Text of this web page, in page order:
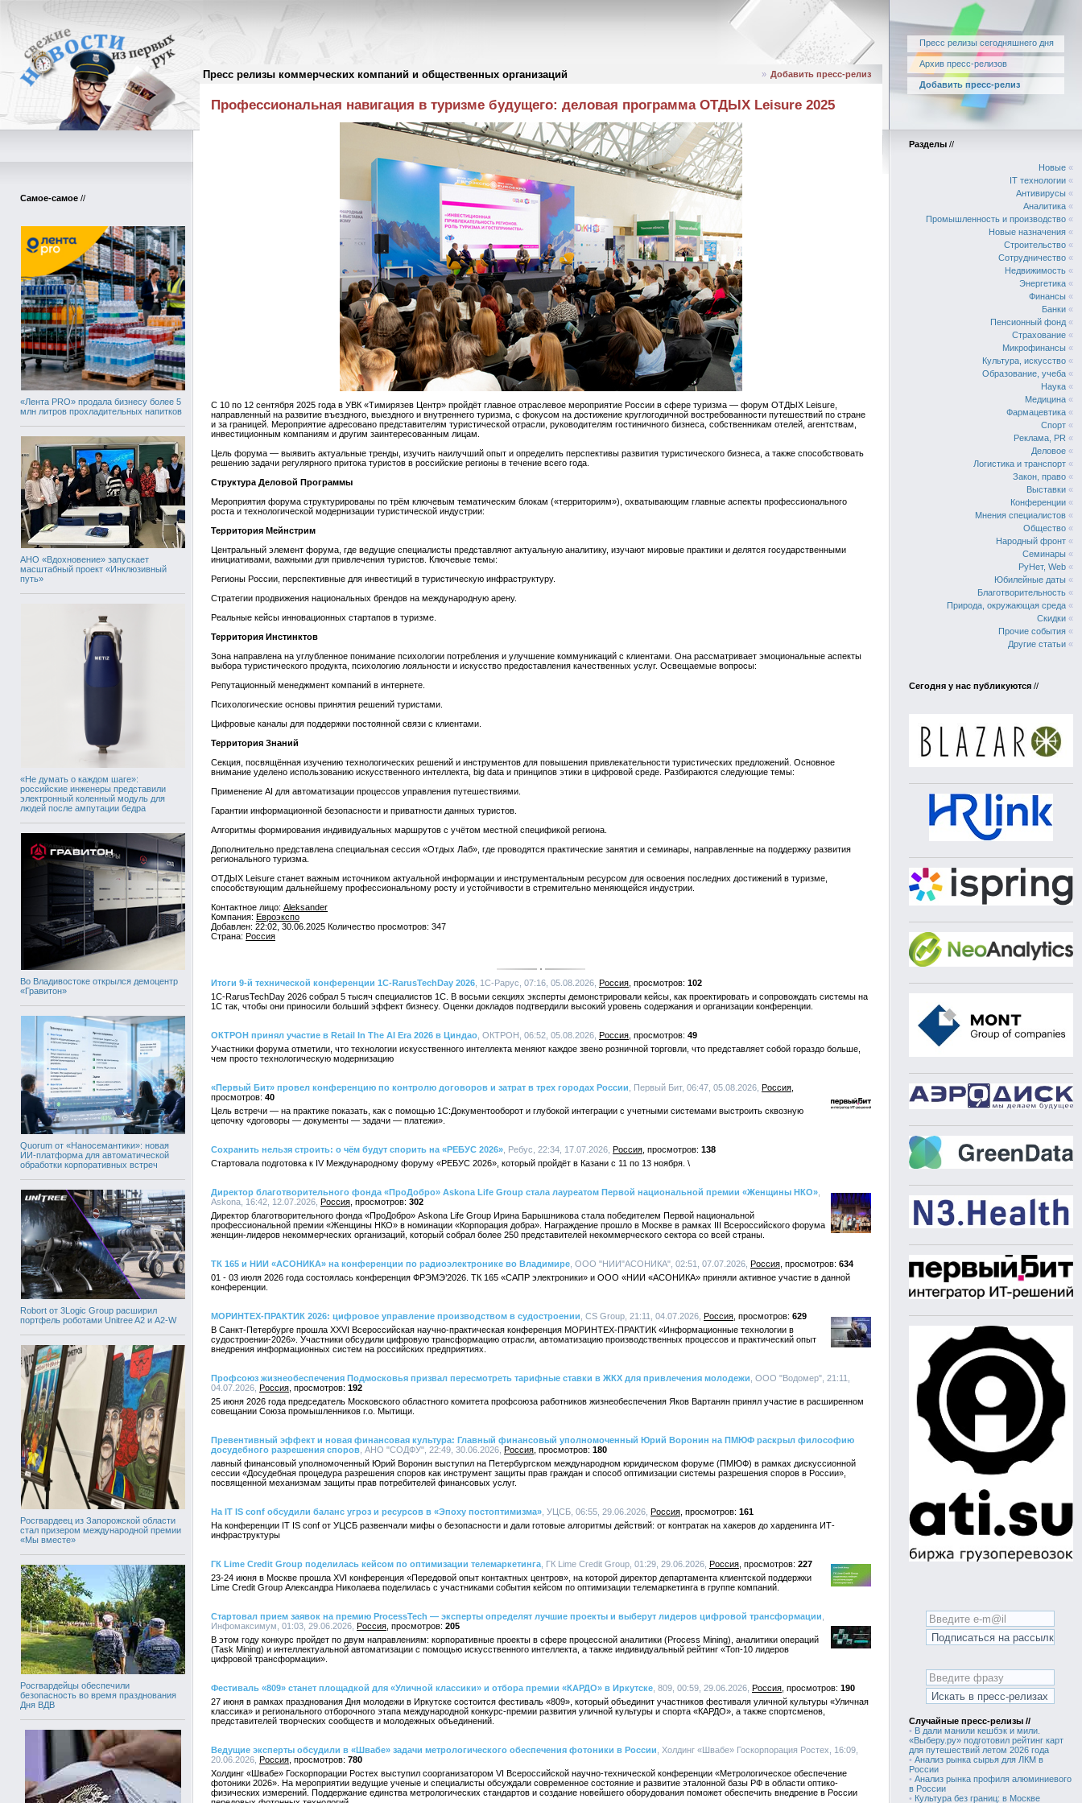
Пресс релизы коммерческих компаний и общественных организаций
Пресс релизы сегодняшнего дня
Архив пресс-релизов
Добавить пресс-релиз
Самое-самое //
«Лента PRO» продала бизнесу более 5
млн литров прохладительных напитков
АНО «Вдохновение» запускает
масштабный проект «Инклюзивный
путь»
«Не думать о каждом шаге»:
российские инженеры представили
электронный коленный модуль для
людей после ампутации бедра
Во Владивостоке открылся демоцентр
«Гравитон»
Quorum от «Наносемантики»: новая
ИИ-платформа для автоматической
обработки корпоративных встреч
Robort от 3Logic Group расширил
портфель роботами Unitree A2 и A2-W
Росгвардеец из Запорожской области
стал призером международной премии
«Мы вместе»
Росгвардейцы обеспечили
безопасность во время празднования
Дня ВДВ
Пресс-релизы// » Добавить пресс-релиз
Профессиональная навигация в туризме будущего: деловая программа ОТДЫХ Leisure 2025
С 10 по 12 сентября 2025 года в УВК «Тимирязев Центр» пройдёт главное отраслевое мероприятие России в сфере туризма — форум ОТДЫХ Leisure,
направленный на развитие въездного, выездного и внутреннего туризма, с фокусом на достижение круглогодичной востребованности путешествий по стране
и за границей. Мероприятие адресовано представителям туристической отрасли, руководителям гостиничного бизнеса, собственникам отелей, агентствам,
инвестиционным компаниям и другим заинтересованным лицам.
Цель форума — выявить актуальные тренды, изучить наилучший опыт и определить перспективы развития туристического бизнеса, а также способствовать
решению задачи регулярного притока туристов в российские регионы в течение всего года.
Структура Деловой Программы
Мероприятия форума структурированы по трём ключевым тематическим блокам («территориям»), охватывающим главные аспекты профессионального
роста и технологической модернизации туристической индустрии:
Территория Мейнстрим
Центральный элемент форума, где ведущие специалисты представляют актуальную аналитику, изучают мировые практики и делятся государственными
инициативами, важными для привлечения туристов. Ключевые темы:
Регионы России, перспективные для инвестиций в туристическую инфраструктуру.
Стратегии продвижения национальных брендов на международную арену.
Реальные кейсы инновационных стартапов в туризме.
Территория Инстинктов
Зона направлена на углубленное понимание психологии потребления и улучшение коммуникаций с клиентами. Она рассматривает эмоциональные аспекты
выбора туристического продукта, психологию лояльности и искусство предоставления качественных услуг. Освещаемые вопросы:
Репутационный менеджмент компаний в интернете.
Психологические основы принятия решений туристами.
Цифровые каналы для поддержки постоянной связи с клиентами.
Территория Знаний
Секция, посвящённая изучению технологических решений и инструментов для повышения привлекательности туристических предложений. Основное
внимание уделено использованию искусственного интеллекта, big data и принципов этики в цифровой среде. Разбираются следующие темы:
Применение AI для автоматизации процессов управления путешествиями.
Гарантии информационной безопасности и приватности данных туристов.
Алгоритмы формирования индивидуальных маршрутов с учётом местной спецификой региона.
Дополнительно представлена специальная сессия «Отдых Лаб», где проводятся практические занятия и семинары, направленные на поддержку развития
регионального туризма.
ОТДЫХ Leisure станет важным источником актуальной информации и инструментальным ресурсом для освоения последних достижений в туризме,
способствующим дальнейшему профессиональному росту и устойчивости в стремительно меняющейся индустрии.
Контактное лицо: Aleksander
Компания: Евроэкспо
Добавлен: 22:02, 30.06.2025 Количество просмотров: 347
Страна: Россия
Итоги 9-й технической конференции 1C-RarusTechDay 2026 , 1С-Рарус, 07:16, 05.08.2026, Россия
102
1C-RarusTechDay 2026 собрал 5 тысяч специалистов 1С. В восьми секциях эксперты демонстрировали кейсы, как проектировать и сопровождать системы на
1С так, чтобы они приносили больший эффект бизнесу. Оценки докладов подтвердили высокий уровень содержания и организации конференции.
ОКТРОН принял участие в Retail In The AI Era 2026 в Циндао , ОКТРОН, 06:52, 05.08.2026, Россия
49
Участники форума отметили, что технологии искусственного интеллекта меняют каждое звено розничной торговли, что представляет собой гораздо больше,
чем просто технологическую модернизацию
«Первый Бит» провел конференцию по контролю договоров и затрат в трех городах России , Первый Бит, 06:47, 05.08.2026, Россия
40
Цель встречи — на практике показать, как с помощью 1С:Документооборот и глубокой интеграции с учетными системами выстроить сквозную
цепочку «договоры — документы — задачи — платежи».
Сохранить нельзя строить: о чём будут спорить на «РЕБУС 2026» , Ребус, 22:34, 17.07.2026, Россия
138
Стартовала подготовка к IV Международному форуму «РЕБУС 2026», который пройдёт в Казани с 11 по 13 ноября. \
Директор благотворительного фонда «ПроДобро» Askona Life Group стала лауреатом Первой национальной премии «Женщины НКО»
Askona, 16:42, 12.07.2026, Россия
302
Директор благотворительного фонда «ПроДобро» Askona Life Group Ирина Барышникова стала победителем Первой национальной
профессиональной премии «Женщины НКО» в номинации «Корпорация добра». Награждение прошло в Москве в рамках III Всероссийского форума
женщин-лидеров некоммерческих организаций, который собрал более 250 представителей некоммерческого сектора со всей страны.
ТК 165 и НИИ «АСОНИКА» на конференции по радиоэлектронике во Владимире , ООО "НИИ"АСОНИКА", 02:51, 07.07.2026, Россия
634
01 - 03 июля 2026 года состоялась конференция ФРЭМЭ’2026. ТК 165 «САПР электроники» и ООО «НИИ «АСОНИКА» приняли активное участие в данной
конференции.
МОРИНТЕХ-ПРАКТИК 2026: цифровое управление производством в судостроении , CS Group, 21:11, 04.07.2026, Россия
629
В Санкт-Петербурге прошла XXVI Всероссийская научно-практическая конференция МОРИНТЕХ-ПРАКТИК «Информационные технологии в
судостроении-2026». Участники обсудили цифровую трансформацию отрасли, автоматизацию производственных процессов и практический опыт
внедрения информационных систем на российских предприятиях.
Профсоюз жизнеобеспечения Подмосковья призвал пересмотреть тарифные ставки в ЖКХ для привлечения молодежи , ООО "Водомер", 21:11,
04.07.2026, Россия
192
25 июня 2026 года председатель Московского областного комитета профсоюза работников жизнеобеспечения Яков Вартанян принял участие в расширенном
совещании Союза промышленников г.о. Мытищи.
Превентивный эффект и новая финансовая культура: Главный финансовый уполномоченный Юрий Воронин на ПМЮФ раскрыл философию
досудебного разрешения споров , АНО "СОДФУ", 22:49, 30.06.2026, Россия
180
лавный финансовый уполномоченный Юрий Воронин выступил на Петербургском международном юридическом форуме (ПМЮФ) в рамках дискуссионной
сессии «Досудебная процедура разрешения споров как инструмент защиты прав граждан и способ оптимизации системы разрешения споров в России»,
посвященной механизмам защиты прав потребителей финансовых услуг.
На IT IS conf обсудили баланс угроз и ресурсов в «Эпоху постоптимизма» , УЦСБ, 06:55, 29.06.2026, Россия
161
На конференции IT IS conf от УЦСБ развенчали мифы о безопасности и дали готовые алгоритмы действий: от контратак на хакеров до харденинга ИТ-
инфраструктуры
ГК Lime Credit Group поделилась кейсом по оптимизации телемаркетинга , ГК Lime Credit Group, 01:29, 29.06.2026, Россия
227
23-24 июня в Москве прошла XVI конференция «Передовой опыт контактных центров», на которой директор департамента клиентской поддержки
Lime Credit Group Александра Николаева поделилась с участниками события кейсом по оптимизации телемаркетинга в группе компаний.
Стартовал прием заявок на премию ProcessTech — эксперты определят лучшие проекты и выберут лидеров цифровой трансформации
Инфомаксимум, 01:03, 29.06.2026, Россия
205
В этом году конкурс пройдет по двум направлениям: корпоративные проекты в сфере процессной аналитики (Process Mining), аналитики операций
(Task Mining) и интеллектуальной автоматизации с помощью искусственного интеллекта, а также индивидуальный рейтинг «Топ-10 лидеров
цифровой трансформации».
Фестиваль «809» станет площадкой для «Уличной классики» и отбора премии «КАРДО» в Иркутске , 809, 00:59, 29.06.2026, Россия
190
27 июня в рамках празднования Дня молодежи в Иркутске состоится фестиваль «809», который объединит участников фестиваля уличной культуры «Уличная
классика» и регионального отборочного этапа международной конкурс-премии развития уличной культуры и спорта «КАРДО», а также спортсменов,
представителей творческих сообществ и молодежных объединений.
Ведущие эксперты обсудили в «Швабе» задачи метрологического обеспечения фотоники в России , Холдинг «Швабе» Госкорпорация Ростех, 16:09,
20.06.2026, Россия
780
Холдинг «Швабе» Госкорпорации Ростех выступил соорганизатором VI Всероссийской научно-технической конференции «Метрологическое обеспечение
фотоники 2026». На мероприятии ведущие ученые и специалисты обсуждали современное состояние и развитие эталонной базы РФ в области оптико-
физических измерений. Поддержание единства метрологических стандартов и создание новейшего оборудования поможет обеспечить внедрение в России
Разделы //
Новые «
IT технологии «
Антивирусы «
Аналитика «
Промышленность и производство «
Новые назначения «
Строительство «
Сотрудничество «
Недвижимость «
Энергетика «
Финансы «
Банки «
Пенсионный фонд «
Страхование «
Микрофинансы «
Культура, искусство «
Образование, учеба «
Наука «
Медицина «
Фармацевтика «
Спорт «
Реклама, PR «
Деловое «
Логистика и транспорт «
Закон, право «
Выставки «
Конференции «
Мнения специалистов «
Общество «
Народный фронт «
Семинары «
РуНет, Web «
Юбилейные даты «
Благотворительность «
Природа, окружающая среда «
Скидки «
Прочие события «
Другие статьи «
Сегодня у нас публикуются //
Случайные пресс-релизы //
• В дали манили кешбэк и мили.
«Выберу.ру» подготовил рейтинг карт
для путешествий летом 2026 года
• Анализ рынка сырья для ЛКМ в
России
• Анализ рынка профиля алюминиевого
в России
• Культура без границ: в Москве